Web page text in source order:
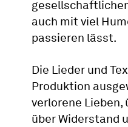
auch mit viel
passieren lässt.
Die Lieder und
Produktion
verlorene
über Widerstand